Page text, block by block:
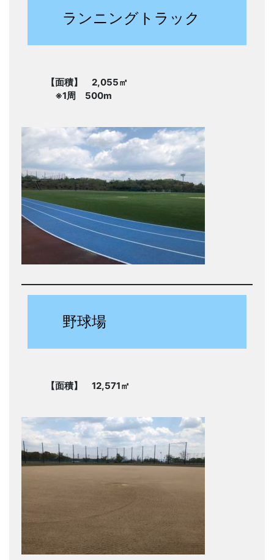
ランニングトラック
【面積】 2,055㎡
※1周 500m
野球場
【面積】 12,571㎡